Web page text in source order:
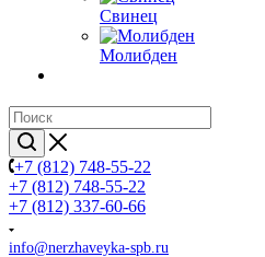
Свинец
Молибден
+7 (812) 748-55-22
+7 (812) 748-55-22
+7 (812) 337-60-66
info@nerzhaveyka-spb.ru